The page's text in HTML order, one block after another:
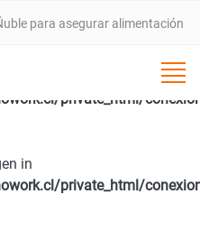
para asegurar alimentación
ETAPA DE DESARROLLO CON
25 DE FEBRERO EN CHILLÁN
del Programa Mujer
private_html/
in
private_html/